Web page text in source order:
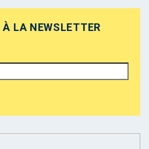
LA NEWSLETTER